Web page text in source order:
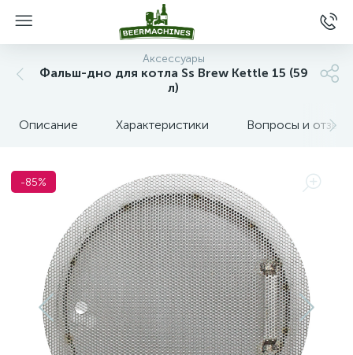
Аксессуары
Фальш-дно для котла Ss Brew Kettle 15 (59
л)
Описание Характеристики Вопросы и отзывы
-85%